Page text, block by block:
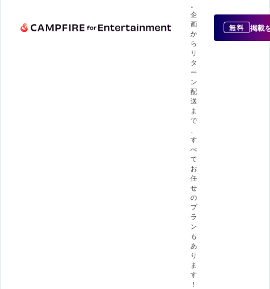
企
画
か
ら
リ
タ
ー
ン
配
送
ま
で
す
べ
て
お
任
せ
の
プ
ラ
ン
も
あ
り
ま
す
！
無料 掲載